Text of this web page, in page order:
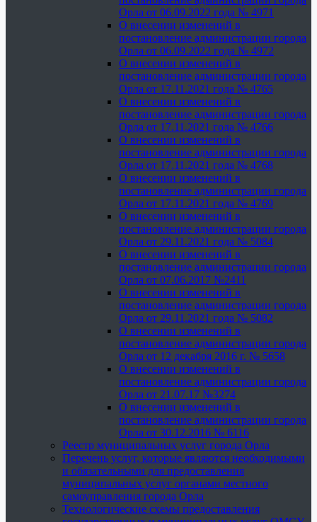
Орла от 06.09.2022 года № 4971
О внесении изменений в
постановление администрации города
Орла от 06.09.2022 года № 4972
О внесении изменений в
постановление администрации города
Орла от 17.11.2021 года № 4765
О внесении изменений в
постановление администрации города
Орла от 17.11.2021 года № 4766
О внесении изменений в
постановление администрации города
Орла от 17.11.2021 года № 4768
О внесении изменений в
постановление администрации города
Орла от 17.11.2021 года № 4769
О внесении изменений в
постановление администрации города
Орла от 29.11.2021 года № 5084
О внесении изменений в
постановление администрации города
Орла от 07.06.2017 №2411
О внесении изменений в
постановление администрации города
Орла от 29.11.2021 года № 5082
О внесении изменений в
постановление администрации города
Орла от 12 декабря 2016 г. № 5658
О внесении изменений в
постановление администрации города
Орла от 21.07.17 №3274
О внесении изменений в
постановление администрации города
Орла от 30.12.2016 № 6116
Реестр муниципальных услуг города Орла
Перечень услуг, которые являются необходимыми
и обязательными для предоставления
муниципальных услуг органами местного
самоуправления города Орла
Технологические схемы предоставления